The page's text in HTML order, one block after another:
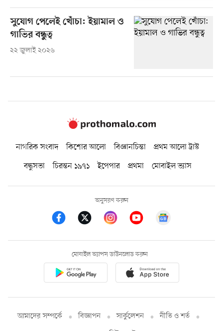
সুযোগ পেলেই খোঁচা: ইয়ামাল ও
গাভির বন্ধুত্ব
২২ জুলাই ২০২৬
নাগরিক সংবাদ কিশোর আলো বিজ্ঞানচিন্তা
প্রথম আলো ট্রাস্ট
বন্ধুসভা
চিরন্তন ১৯৭১ ইপেপার প্রথমা মোবাইল ভ্যাস
অনুসরণ করুন
মোবাইল অ্যাপস ডাউনলোড করুন
আমাদের সম্পর্কে বিজ্ঞাপন সার্কুলেশন
নীতি ও শর্ত